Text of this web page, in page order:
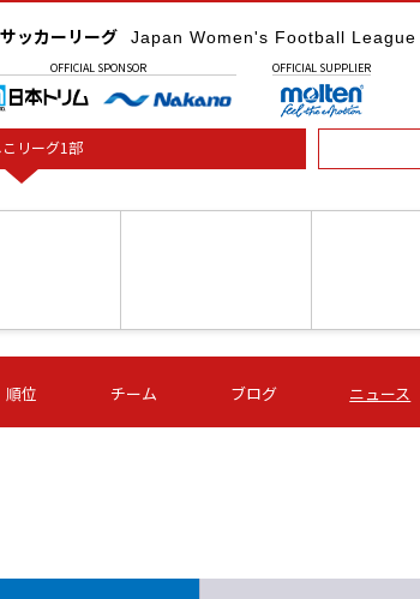
ッカーリーグ Japan Women's Football League
OFFICIAL SPONSOR OFFICIAL SUPPLIER
リーグ1部
09/05 (土) 15:00
石人の星
-
第16節 09/05 (土) 16:00
ＡＧＦ
-
いちご
-
順位 チーム ブログ ニュース